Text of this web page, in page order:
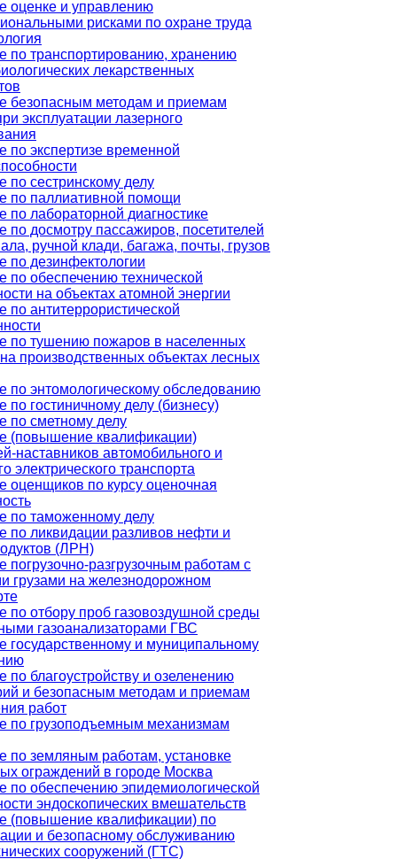
оценке и управлению
рисками по охране труда
по транспортированию, хранению
лекарственных
безопасным методам и приемам
эксплуатации лазерного
по экспертизе временной
по сестринскому делу
по паллиативной помощи
по лабораторной диагностике
по досмотру пассажиров, посетителей
ручной клади, багажа, почты, грузов
по дезинфектологии
по обеспечению технической
на объектах атомной энергии
по антитеррористической
по тушению пожаров в населенных
производственных объектах лесных
по энтомологическому обследованию
по гостиничному делу (бизнесу)
по сметному делу
(повышение квалификации)
наставников автомобильного и
электрического транспорта
оценщиков по курсу оценочная
по таможенному делу
по ликвидации разливов нефти и
(ЛРН)
погрузочно-разгрузочным работам с
грузами на железнодорожном
по отбору проб газовоздушной среды
газоанализаторами ГВС
государственному и муниципальному
по благоустройству и озеленению
и безопасным методам и приемам
работ
по грузоподъемным механизмам
по земляным работам, установке
ограждений в городе Москва
по обеспечению эпидемиологической
эндоскопических вмешательств
(повышение квалификации) по
и безопасному обслуживанию
сооружений (ГТС)